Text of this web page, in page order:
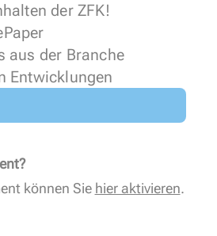
der ZFK!
aus der Branche
Entwicklungen
können Sie hier aktivieren.